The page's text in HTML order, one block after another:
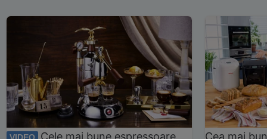
VIDEO
Cele mai bune espressoare
Cea mai